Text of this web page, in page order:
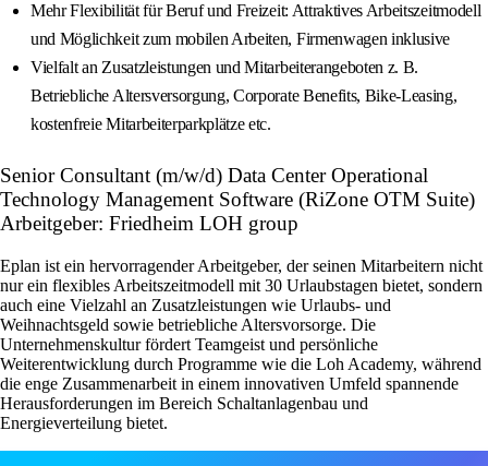
Mehr Flexibilität für Beruf und Freizeit: Attraktives Arbeitszeitmodell
und Möglichkeit zum mobilen Arbeiten, Firmenwagen inklusive
Vielfalt an Zusatzleistungen und Mitarbeiterangeboten z. B.
Betriebliche Altersversorgung, Corporate Benefits, Bike-Leasing,
kostenfreie Mitarbeiterparkplätze etc.
Senior Consultant (m/w/d) Data Center Operational
Technology Management Software (RiZone OTM Suite)
Arbeitgeber: Friedheim LOH group
Eplan ist ein hervorragender Arbeitgeber, der seinen Mitarbeitern nicht
nur ein flexibles Arbeitszeitmodell mit 30 Urlaubstagen bietet, sondern
auch eine Vielzahl an Zusatzleistungen wie Urlaubs- und
Weihnachtsgeld sowie betriebliche Altersvorsorge. Die
Unternehmenskultur fördert Teamgeist und persönliche
Weiterentwicklung durch Programme wie die Loh Academy, während
die enge Zusammenarbeit in einem innovativen Umfeld spannende
Herausforderungen im Bereich Schaltanlagenbau und
Energieverteilung bietet.